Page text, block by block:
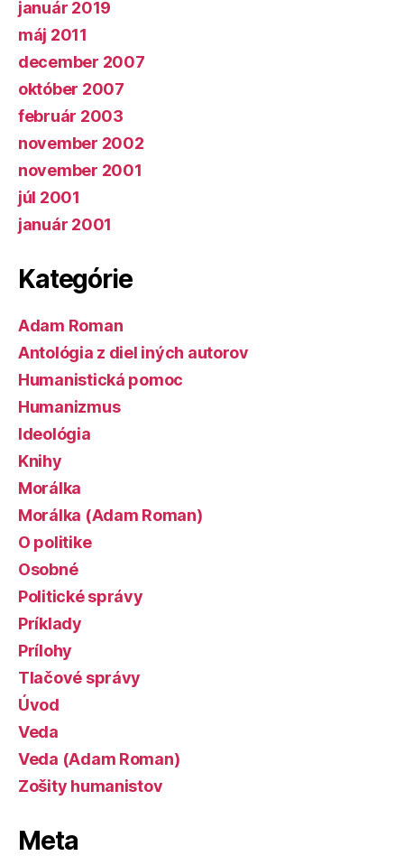
január 2019
máj 2011
december 2007
október 2007
február 2003
november 2002
november 2001
júl 2001
január 2001
Kategórie
Adam Roman
Antológia z diel iných autorov
Humanistická pomoc
Humanizmus
Ideológia
Knihy
Morálka
Morálka (Adam Roman)
O politike
Osobné
Politické správy
Príklady
Prílohy
Tlačové správy
Úvod
Veda
Veda (Adam Roman)
Zošity humanistov
Meta